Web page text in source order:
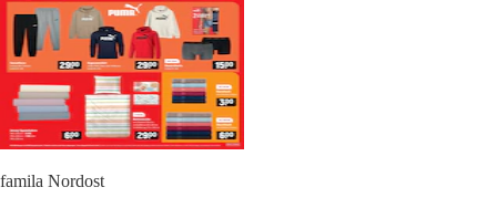
famila Nordost